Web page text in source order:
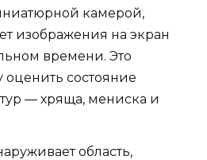
камерой,
изображения на экран
времени. Это
оценить состояние
— хряща, мениска и
область,